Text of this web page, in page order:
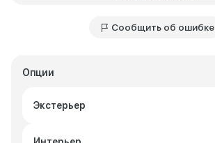
Опции
Экстерьер
Сообщить об ошибке